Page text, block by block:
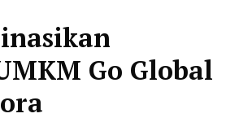
Go Global